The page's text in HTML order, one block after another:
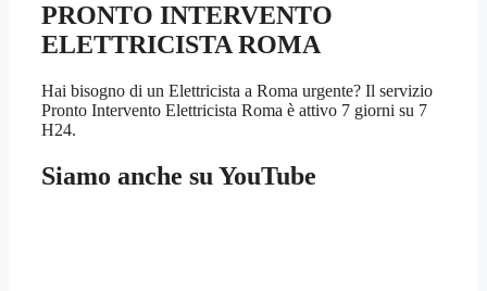
PRONTO INTERVENTO
ELETTRICISTA ROMA
Hai bisogno di un Elettricista a Roma urgente? Il servizio
Pronto Intervento Elettricista Roma è attivo 7 giorni su 7
H24.
Siamo anche su YouTube